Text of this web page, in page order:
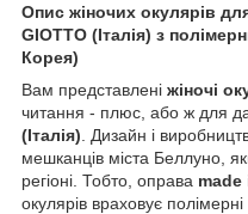
Опис жіночих окулярів
GIOTTO (Італія) з
Корея)
Вам представлені жіночі
читання - плюс, або ж для
(Італія) . Дизайн і
мешканців міста Беллуно,
регіоні. Тобто, оправа made
окулярів враховує полімерні